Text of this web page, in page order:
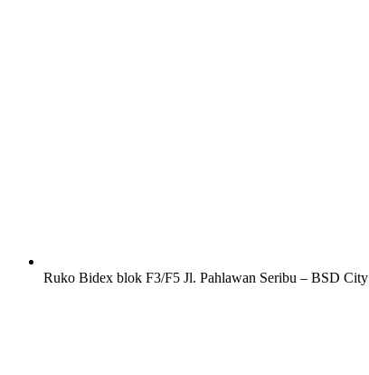
Ruko Bidex blok F3/F5 Jl. Pahlawan Seribu – BSD City